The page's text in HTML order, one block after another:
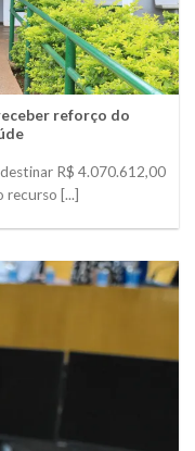
reforço do
R$ 4.070.612,00
recurso [...]